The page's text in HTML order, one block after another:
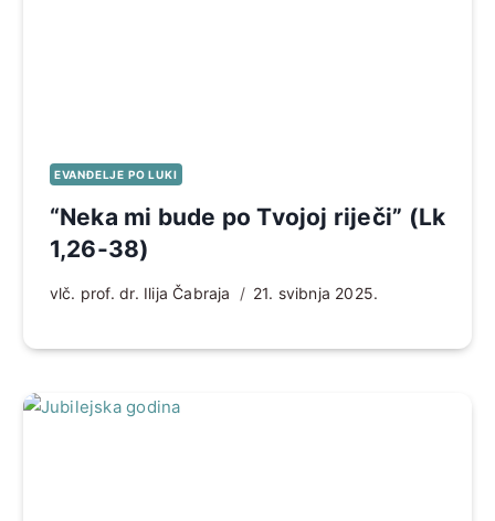
EVANĐELJE PO LUKI
“Neka mi bude po Tvojoj riječi” (Lk
1,26-38)
vlč. prof. dr. Ilija Čabraja 21. svibnja 2025.